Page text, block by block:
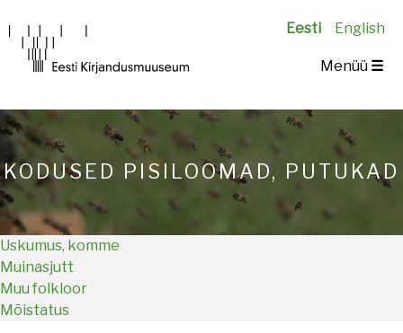
Eesti English
Main
Menüü ☰
KODUSED PISILOOMAD, PUTUKAD
Uskumus, komme
Muinasjutt
Muu folkloor
Mõistatus